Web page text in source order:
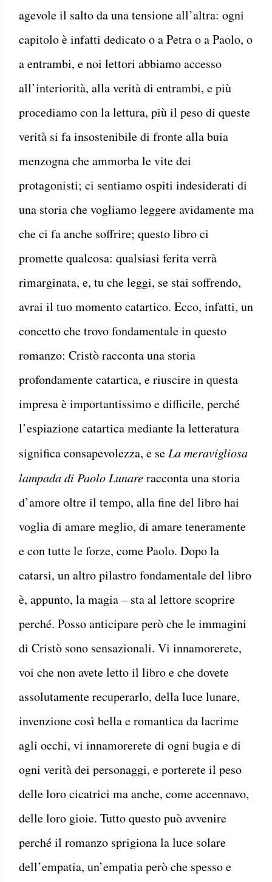
agevole il salto da una tensione all’altra: ogni
capitolo è infatti dedicato o a Petra o a Paolo, o
a entrambi, e noi lettori abbiamo accesso
all’interiorità, alla verità di entrambi, e più
procediamo con la lettura, più il peso di queste
verità si fa insostenibile di fronte alla buia
menzogna che ammorba le vite dei
protagonisti; ci sentiamo ospiti indesiderati di
una storia che vogliamo leggere avidamente ma
che ci fa anche soffrire; questo libro ci
promette qualcosa: qualsiasi ferita verrà
rimarginata, e, tu che leggi, se stai soffrendo,
avrai il tuo momento catartico. Ecco, infatti, un
concetto che trovo fondamentale in questo
romanzo: Cristò racconta una storia
profondamente catartica, e riuscire in questa
impresa è importantissimo e difficile, perché
l’espiazione catartica mediante la letteratura
significa consapevolezza, e seLa meravigliosa
lampada di Paolo Lunareracconta una storia
d’amore oltre il tempo, alla fine del libro hai
voglia di amare meglio, di amare teneramente
e con tutte le forze, come Paolo. Dopo la
catarsi, un altro pilastro fondamentale del libro
è, appunto, la magia – sta al lettore scoprire
perché. Posso anticipare però che le immagini
di Cristò sono sensazionali. Vi innamorerete,
voi che non avete letto il libro e che dovete
assolutamente recuperarlo, della luce lunare,
invenzione così bella e romantica da lacrime
agli occhi, vi innamorerete di ogni bugia e di
ogni verità dei personaggi, e porterete il peso
delle loro cicatrici ma anche, come accennavo,
delle loro gioie. Tutto questo può avvenire
perché il romanzo sprigiona la luce solare
dell’empatia, un’empatia però che spesso e